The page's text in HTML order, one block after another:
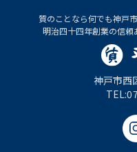
質のことなら何でも神戸
明治四十四年創業の信頼
神戸市西
TEL: